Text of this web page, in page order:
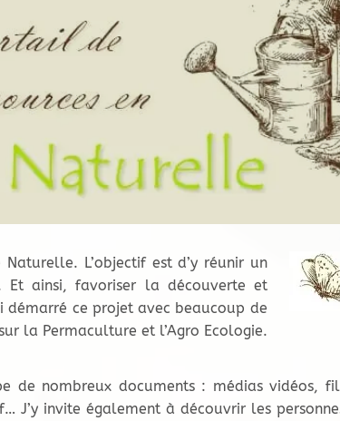
L’objectif est d’y réunir un
Et ainsi, favoriser la découverte et
démarré ce projet avec beaucoup de
la Permaculture et l’Agro Ecologie.
de nombreux documents : médias vidéos,
J’y invite également à découvrir les